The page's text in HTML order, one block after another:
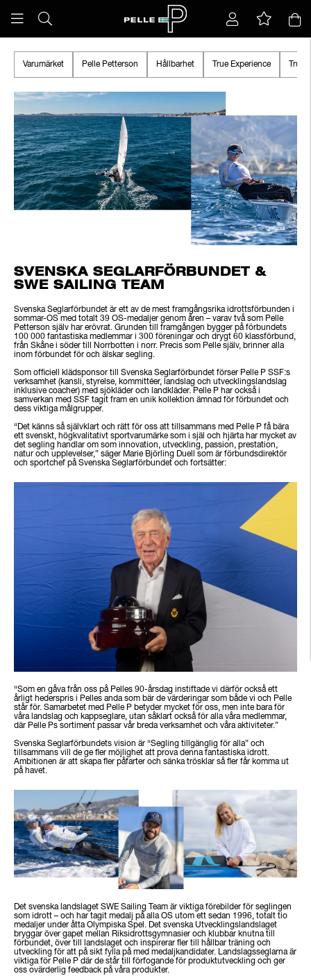
Varumärket Pelle Petterson Hållbarhet True Experience True
SVENSKA SEGLARFÖRBUNDET &
SWE SAILING TEAM
Svenska Seglarförbundet är ett av de mest framgångsrika idrottsförbunden i
sommar-OS med totalt 39 OS-medaljer genom åren – varav två som Pelle
Petterson själv har erövrat. Grunden till framgången bygger på förbundets
100 000 fantastiska medlemmar i 300 föreningar och drygt 60 klassförbund,
från Skåne i söder till Norrbotten i norr. Precis som Pelle själv, brinner alla
inom förbundet för och älskar segling.
Som officiell klädsponsor till Svenska Seglarförbundet förser Pelle P SSF:s
verksamhet (kansli, styrelse, kommittéer, landslag och utvecklingslandslag
inklusive coacher) med sjökläder och landkläder. Pelle P har också i
samverkan med SSF tagit fram en unik kollektion ämnad för förbundet och
dess viktiga målgrupper.
“Det känns så självklart och rätt för oss att tillsammans med Pelle P få bära
ett svenskt, högkvalitativt sportvarumärke som i själ och hjärta har mycket av
det segling handlar om som innovation, utveckling, passion, prestation,
natur och upplevelser,” säger Marie Björling Duell som är förbundsdirektör
och sportchef på Svenska Seglarförbundet och fortsätter:
“Som en gåva från oss på Pelles 90-årsdag instiftade vi därför också ett
årligt hederspris i Pelles anda som bär de värderingar som både vi och Pelle
står för. Samarbetet med Pelle P betyder mycket för oss, men inte bara för
våra landslag och kappseglare, utan såklart också för alla våra medlemmar,
där Pelle Ps sortiment passar vår breda verksamhet och våra aktiviteter.”
Svenska Seglarförbundets vision är “Segling tillgänglig för alla” och
tillsammans vill de ge fler möjlighet att prova denna fantastiska idrott.
Ambitionen är att skapa fler påfarter och sänka trösklar så fler får komma ut
på havet.
Det svenska landslaget SWE Sailing Team är viktiga förebilder för seglingen
som idrott – och har tagit medalj på alla OS utom ett sedan 1996, totalt tio
medaljer under åtta Olympiska Spel. Det svenska Utvecklingslandslaget
bryggar över gapet mellan Riksidrottsgymnasier och klubbar knutna till
förbundet, över till landslaget och inspirerar fler till hållbar träning och
utveckling för att på sikt fylla på med medaljkandidater. Landslagsseglarna är
viktiga för Pelle P där de står till förfogande för produktutveckling och ger
oss ovärderlig feedback på våra produkter.